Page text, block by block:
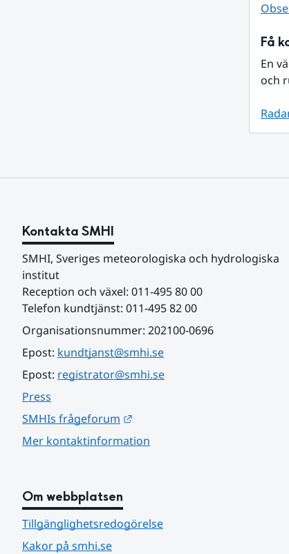
Få
En
och
Kontakta SMHI
SMHI, Sveriges meteorologiska och hydrologiska
institut
Reception och växel: 011-495 80 00
Telefon kundtjänst: 011-495 82 00
Organisationsnummer: 202100-0696
Epost: kundtjanst@smhi.se
Epost: registrator@smhi.se
Press
SMHIs frågeforum
Mer kontaktinformation
Om webbplatsen
Tillgänglighetsredogörelse
Kakor på smhi.se